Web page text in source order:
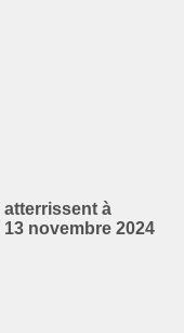
à
novembre 2024